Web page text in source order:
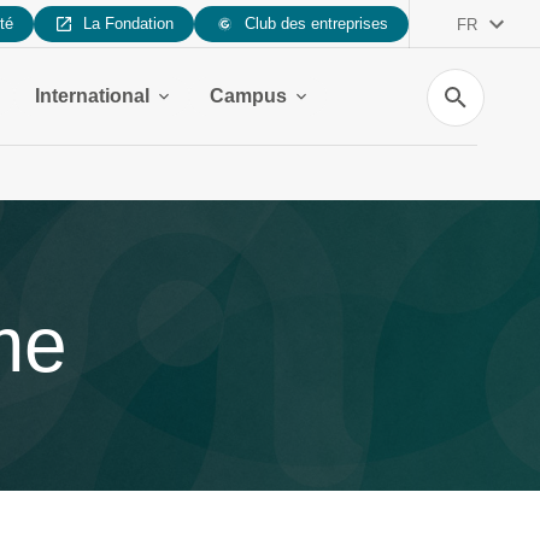
La Fondation Club des entreprises FR
International Campus
Recherche